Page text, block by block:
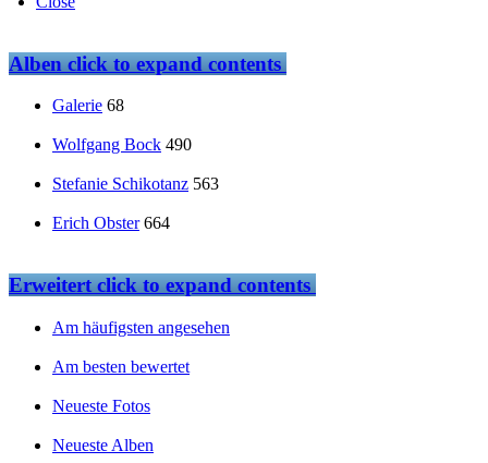
Albenclick to expand contents
Galerie 68
Wolfgang Bock 490
Stefanie Schikotanz 563
Erich Obster 664
Erweitertclick to expand contents
Am häufigsten angesehen
Am besten bewertet
Neueste Fotos
Neueste Alben